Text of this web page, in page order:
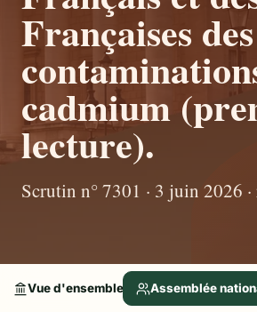
Françaises des
cadmium
lecture).
Scrutin n° 7301 · 3 juin 2026 ·
Vue d'ensemble Assemblée